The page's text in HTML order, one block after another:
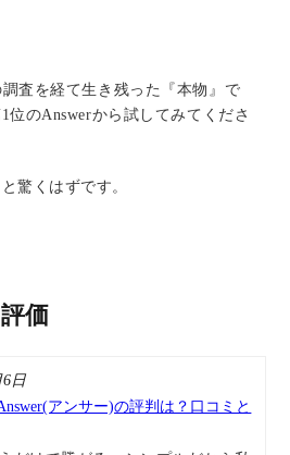
査を経て生き残った『本物』で
位のAnswerから試してみてくださ
驚くはずです。
評価
6日
アンサー)の評判は？口コミと